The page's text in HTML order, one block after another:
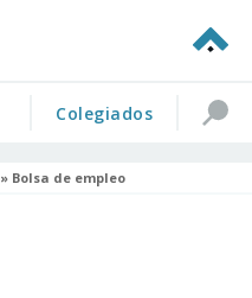
Colegiados
» Bolsa de empleo